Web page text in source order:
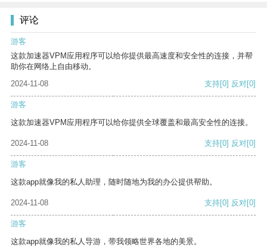
评论
游客
这款加速器VPM应用程序可以给你提供最高速度和安全性的连接，并帮
助你在网络上自由移动。
2024-11-08
支持[0] 反对[0]
游客
这款加速器VPM应用程序可以给你提供全球覆盖和最高安全性的连接。
2024-11-08 支持[0] 反对[0]
游客
这款app就像我的私人助理，随时随地为我的办公提供帮助。
2024-11-08 支持[0] 反对[0]
游客
这款app就像我的私人导游，带我领略世界各地的美景。